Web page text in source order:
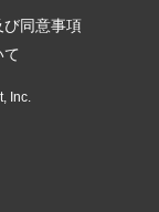
び同意事項
Inc.